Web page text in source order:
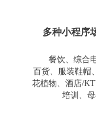
多种小程序
餐饮、综合
百货、服装鞋帽
花植物、酒店/
培训、